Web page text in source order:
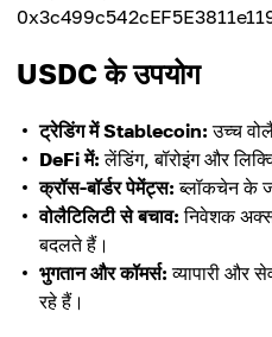
USDC के उपयोग
ट्रेडिंग में Stablecoin: उच्च
DeFi में: लेंडिंग, बॉरोइंग और
क्रॉस-बॉर्डर पेमेंट्स: ब्लॉकचेन के
वोलैटिलिटी से बचाव: निवेशक
बदलते हैं।
भुगतान और कॉमर्स: व्यापारी और
रहे हैं।